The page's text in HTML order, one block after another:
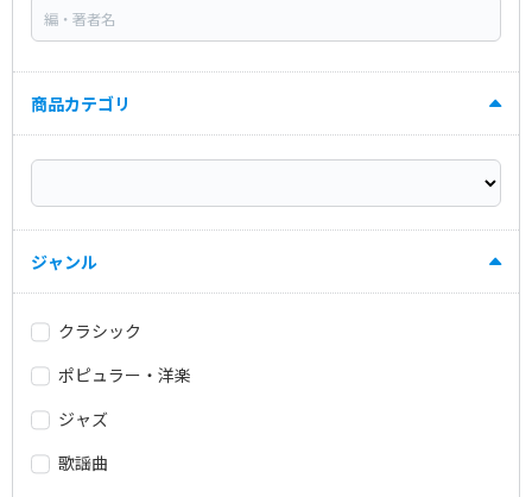
商品カテゴリ
ジャンル
クラシック
ポピュラー・洋楽
ジャズ
歌謡曲